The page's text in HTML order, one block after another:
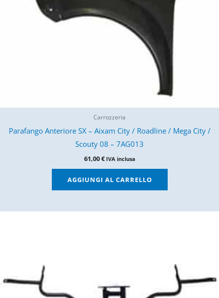
Carrozzeria
Parafango Anteriore SX – Aixam City / Roadline / Mega City /
Scouty 08 – 7AG013
61,00€ IVA inclusa
AGGIUNGI AL CARRELLO